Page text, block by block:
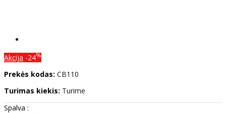
Akcija -24%
Prekės kodas: CB110
Turimas kiekis: Turime
Spalva :